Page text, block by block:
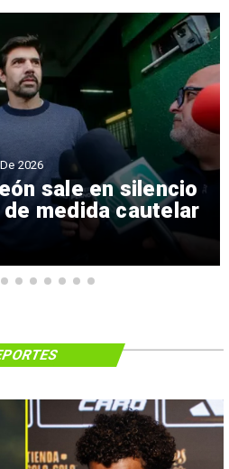
sale en silencio
medida cautelar
2026